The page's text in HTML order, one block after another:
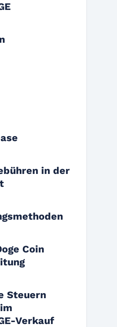
in der
Coin
Steuern
Verkauf